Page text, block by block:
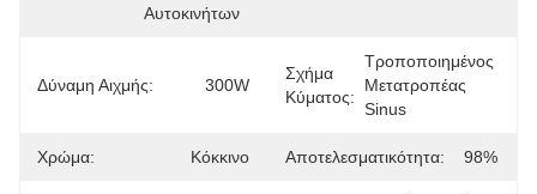
Αυτοκινήτων
Δύναμη Αιχμής: 300W
Σχήμα
Κύματος:
Τροποποιημένος
Μετατροπέας
Sinus
Χρώμα: Κόκκινο Αποτελεσματικότητα: 98%